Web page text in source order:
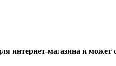
интернет-магазина и может